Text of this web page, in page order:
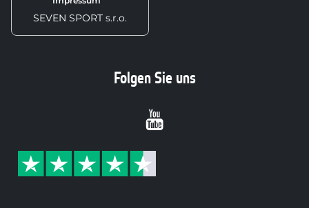
SEVEN SPORT s.r.o.
Folgen Sie uns
Youtube